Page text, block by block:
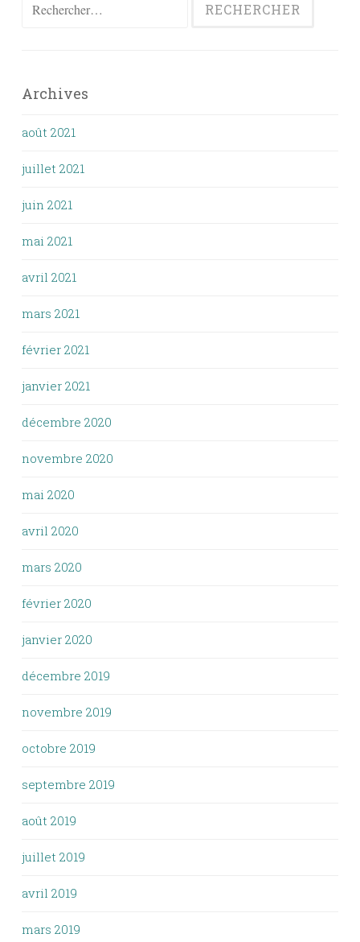
Archives
août 2021
juillet 2021
juin 2021
mai 2021
avril 2021
mars 2021
février 2021
janvier 2021
décembre 2020
novembre 2020
mai 2020
avril 2020
mars 2020
février 2020
janvier 2020
décembre 2019
novembre 2019
octobre 2019
septembre 2019
août 2019
juillet 2019
avril 2019
mars 2019